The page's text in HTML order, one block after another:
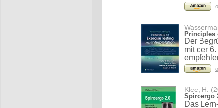
Principles
Der
mit der
Klee, H.
Spiroergo
Das